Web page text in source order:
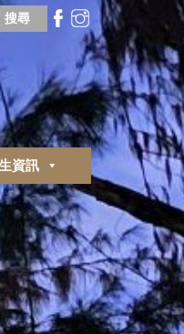
資訊